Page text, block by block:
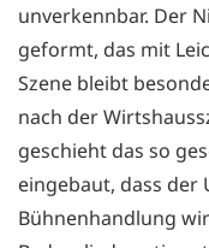
unverkennbar. Der
geformt, das mit
Szene bleibt
nach der
geschieht das so
eingebaut, dass der
Bühnenhandlung